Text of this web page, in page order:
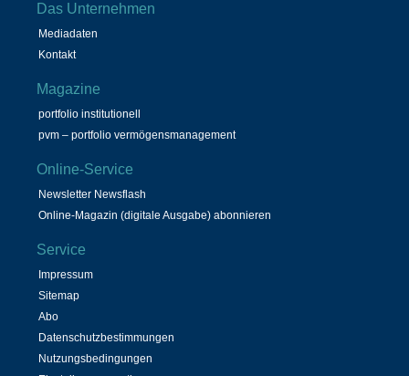
Das Unternehmen
Mediadaten
Kontakt
Magazine
portfolio institutionell
pvm – portfolio vermögensmanagement
Online-Service
Newsletter Newsflash
Online-Magazin (digitale Ausgabe) abonnieren
Service
Impressum
Sitemap
Abo
Datenschutzbestimmungen
Nutzungsbedingungen